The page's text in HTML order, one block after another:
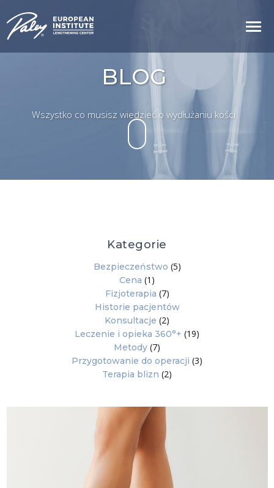
BLOG
Wszystko co musisz wiedzieć o wydłużaniu kości
Kategorie
Bezpieczeństwo (5)
Cena (1)
Fizjoterapia (7)
Historie pacjentów
Konsultacje (2)
Leczenie i opieka 360°+ (19)
Metody (7)
Przygotowanie do operacji (3)
Terapia blizn (2)